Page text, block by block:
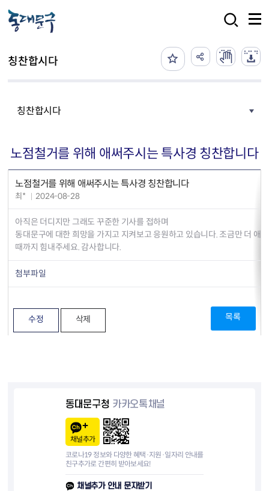
칭찬합시다
칭찬합시다
노점철거를 위해 애써주시는 특사경 칭찬합니다
노점철거를 위해 애써주시는 특사경 칭찬합니다
최* 2024-08-28
아직은 더디지만 그래도 꾸준한 기사를 접하며
동대문구에 대한 희망을 가지고 지켜보고 응원하고 있습니다. 조금만 더 애
때까지 힘내주세요. 감사합니다.
첨부파일
수정 삭제 목록
동대문구청 카카오톡채널
채널추가
코로나19 정보와 다양한 혜택·지원·일자리 안내를
친구추가로 간편히 받아보세요!
채널추가 안내 문자받기